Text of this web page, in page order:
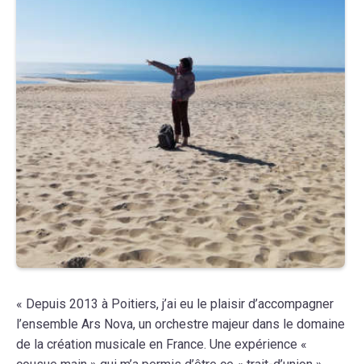
« Depuis 2013 à Poitiers, j’ai eu le plaisir d’accompagner
l’ensemble Ars Nova, un orchestre majeur dans le domaine
de la création musicale en France. Une expérience «